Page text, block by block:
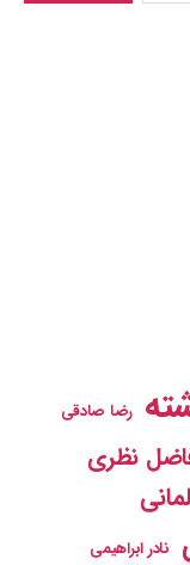
رضا صادقی
نظری
نادر ابراهیمی